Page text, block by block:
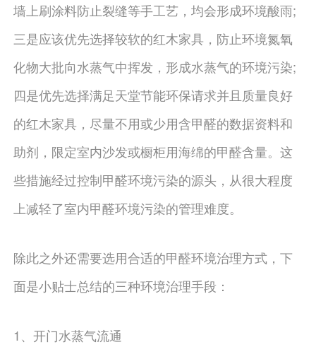
墙上刷涂料防止裂缝等手工艺，均会形成环境酸雨;
三是应该优先选择较软的红木家具，防止环境氮氧
化物大批向水蒸气中挥发，形成水蒸气的环境污染;
四是优先选择满足天堂节能环保请求并且质量良好
的红木家具，尽量不用或少用含甲醛的数据资料和
助剂，限定室内沙发或橱柜用海绵的甲醛含量。这
些措施经过控制甲醛环境污染的源头，从很大程度
上减轻了室内甲醛环境污染的管理难度。
除此之外还需要选用合适的甲醛环境治理方式，下
面是小贴士总结的三种环境治理手段：
1、开门水蒸气流通